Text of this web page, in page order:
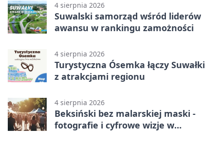
4 sierpnia 2026
Suwalski samorząd wśród liderów
awansu w rankingu zamożności
4 sierpnia 2026
Turystyczna Ósemka łączy Suwałki
z atrakcjami regionu
4 sierpnia 2026
Beksiński bez malarskiej maski -
fotografie i cyfrowe wizje w